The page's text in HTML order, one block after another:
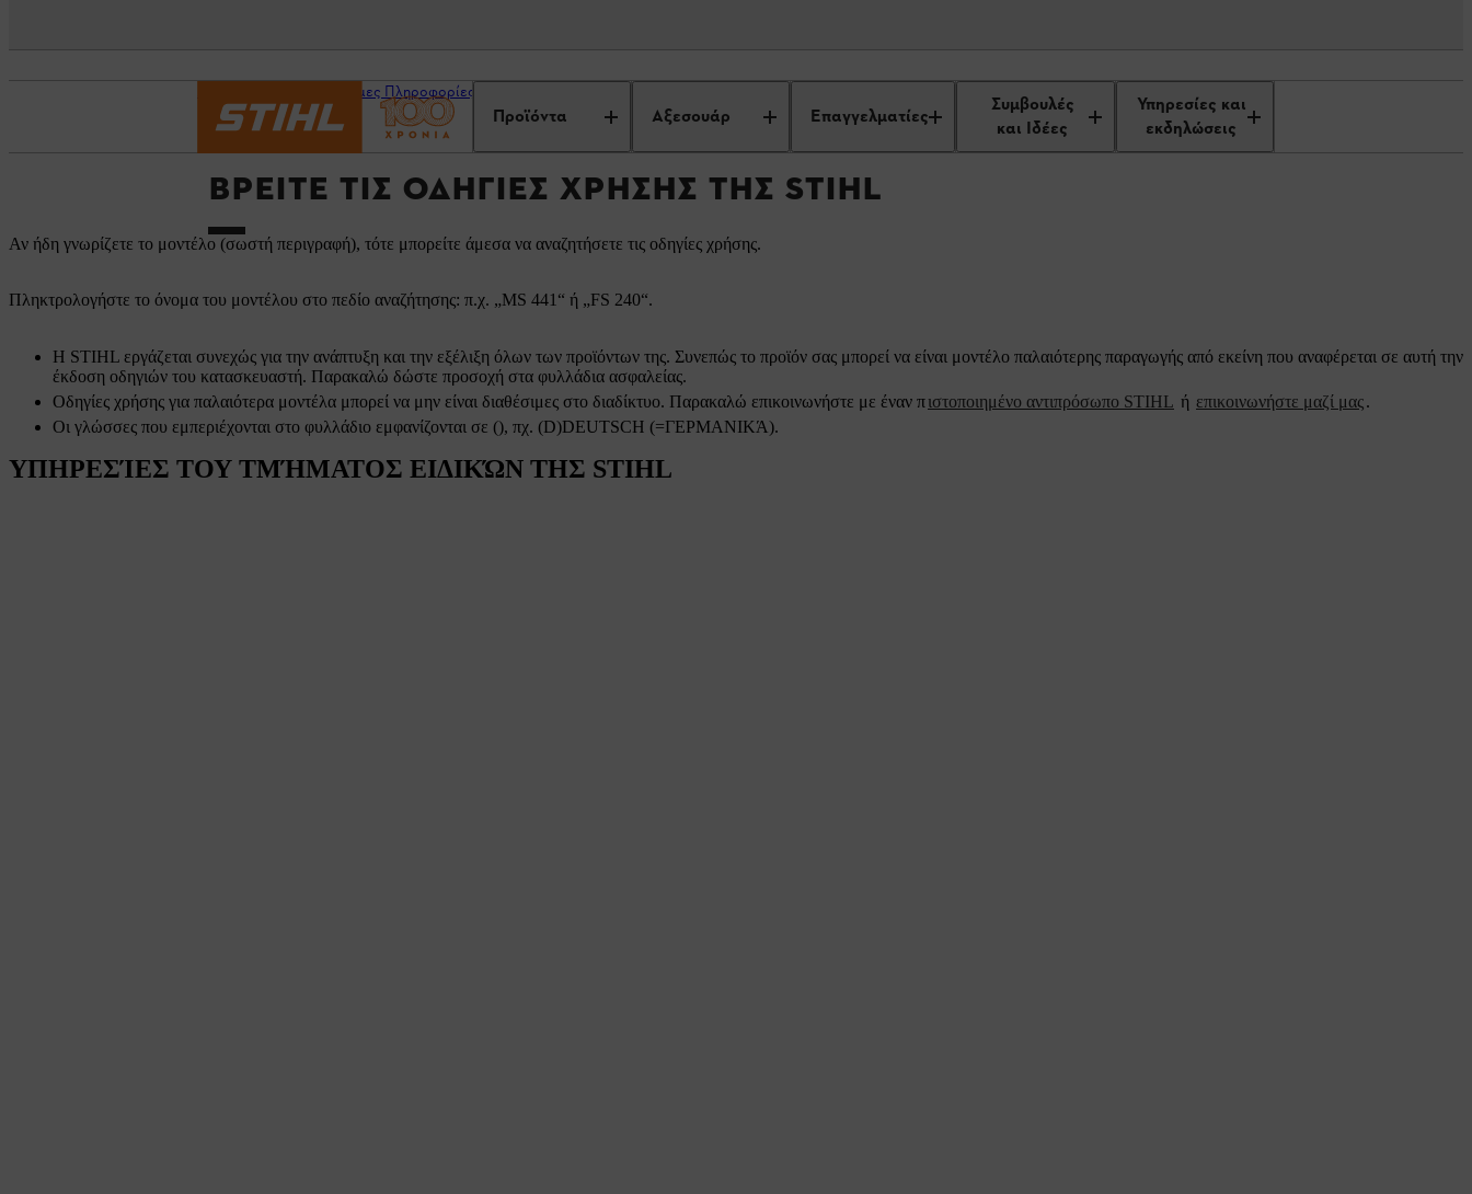
Προϊόντα Αξεσουάρ Επαγγελματίες
Συμβουλές
και Ιδέες
Υπηρεσίες και
εκδηλώσεις
Χρήσιμες Πληροφορίες
ΒΡΕΊΤΕ ΤΙΣ ΟΔΗΓΊΕΣ ΧΡΉΣΗΣ ΤΗΣ STIHL
Αν ήδη γνωρίζετε το μοντέλο (σωστή περιγραφή), τότε μπορείτε άμεσα να αναζητήσετε τις οδηγίες χρήσης.
Πληκτρολογήστε το όνομα του μοντέλου στο πεδίο αναζήτησης: π.χ. „MS 441“ ή „FS 240“.
Η STIHL εργάζεται συνεχώς για την ανάπτυξη και την εξέλιξη όλων των προϊόντων της. Συνεπώς το προϊόν σας μπορεί να είναι μοντέλο παλαιότερης παραγωγής από εκείνη που αναφέρεται σε αυτή την
έκδοση οδηγιών του κατασκευαστή. Παρακαλώ δώστε προσοχή στα φυλλάδια ασφαλείας.
Οδηγίες χρήσης για παλαιότερα μοντέλα μπορεί να μην είναι διαθέσιμες στο διαδίκτυο. Παρακαλώ επικοινωνήστε με έναν πιστοποιημένο αντιπρόσωπο STIHL ή επικοινωνήστε μαζί μας.
Οι γλώσσες που εμπεριέχονται στο φυλλάδιο εμφανίζονται σε (), πχ. (D)DEUTSCH (=ΓΕΡΜΑΝΙΚΆ).
ΥΠΗΡΕΣΊΕΣ ΤΟΥ ΤΜΉΜΑΤΟΣ ΕΙΔΙΚΏΝ ΤΗΣ STIHL